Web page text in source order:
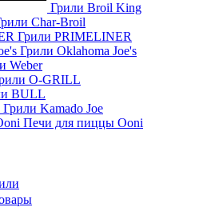
Грили Broil King
Char-Broil
Грили PRIMELINER
Грили Oklahoma Joe's
Weber
O-GRILL
BULL
Грили Kamado Joe
Печи для пиццы Ooni